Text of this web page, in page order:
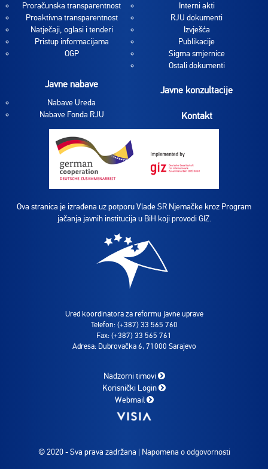
Proračunska transparentnost
Proaktivna transparentnost
Natječaji, oglasi i tenderi
Pristup informacijama
OGP
Interni akti
RJU dokumenti
Izvješća
Publikacije
Sigma smjernice
Ostali dokumenti
Javne nabave
Nabave Ureda
Nabave Fonda RJU
Javne konzultacije
Kontakt
Ova stranica je izrađena uz potporu Vlade SR Njemačke kroz Program
jačanja javnih institucija u BiH koji provodi GIZ.
Ured koordinatora za reformu javne uprave
Telefon: (+387) 33 565 760
Fax: (+387) 33 565 761
Adresa: Dubrovačka 6, 71000 Sarajevo
Nadzorni timovi
Korisnički Login
Webmail
© 2020 - Sva prava zadržana | Napomena o odgovornosti